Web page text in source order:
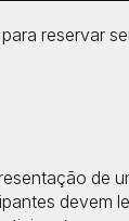
reservar
de
devem